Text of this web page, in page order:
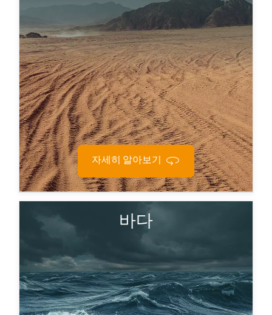
자세히 알아보기
대표적인 적용 분야로는 차량 탑재형 통신 시스템,
센서 네트워크 또는 전술 지휘소가 있습니다.
바다
함정 내 통신, 레이더 시스템, 또는 잠수함 및 무인 선
박에 탑재된 임무 시스템과 같은 해군용 장비들은
장기간 염수와 고습도에 노출되어도 견딜 수 있도록
설계된 밀폐형 내식성 커넥터에 의존합니다.